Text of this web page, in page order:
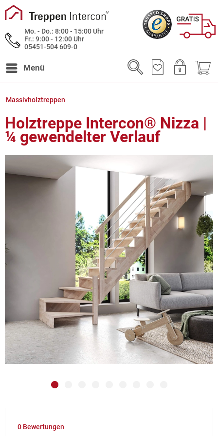
Mo. - Do.: 8:00 - 15:00 Uhr
Fr.: 9:00 - 12:00 Uhr
05451-504 609-0
Menü
Massivholztreppen
Holztreppe Intercon® Nizza |
¼ gewendelter Verlauf
0 Bewertungen